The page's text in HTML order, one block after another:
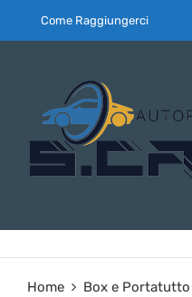
Come Raggiungerci
Home Box e Portatutto